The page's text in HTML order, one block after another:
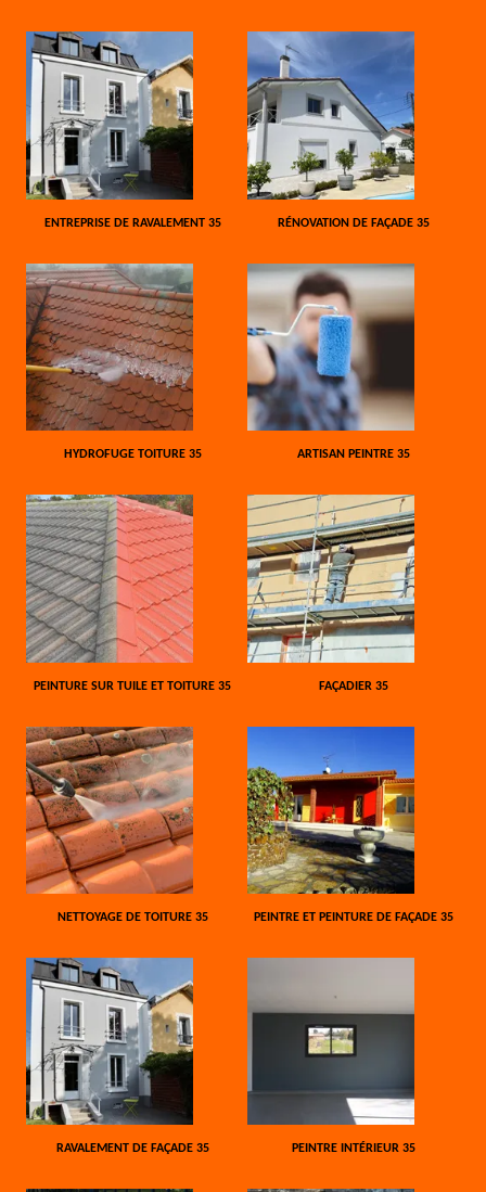
ENTREPRISE DE RAVALEMENT 35 RÉNOVATION DE FAÇADE 35
HYDROFUGE TOITURE 35 ARTISAN PEINTRE 35
PEINTURE SUR TUILE ET TOITURE 35 FAÇADIER 35
NETTOYAGE DE TOITURE 35 PEINTRE ET PEINTURE DE FAÇADE 35
RAVALEMENT DE FAÇADE 35 PEINTRE INTÉRIEUR 35